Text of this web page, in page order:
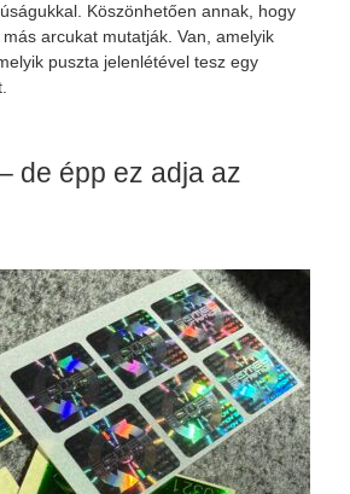
Köszönhetően annak, hogy
arcukat mutatják. Van, amelyik
puszta jelenlétével tesz egy
de épp ez adja az